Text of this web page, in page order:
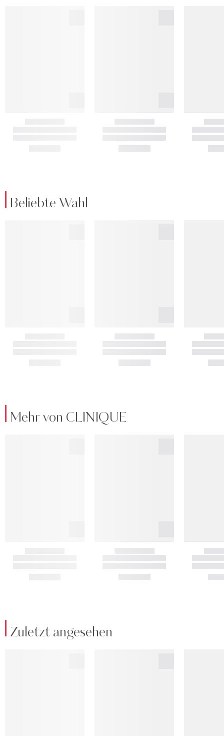
Beliebte Wahl
Mehr von CLINIQUE
Zuletzt angesehen